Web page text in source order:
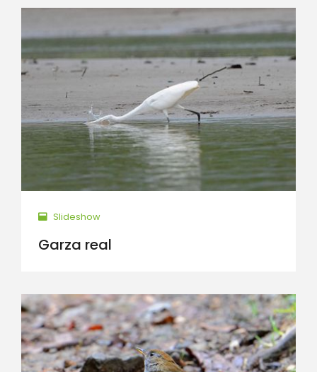
Slideshow
Garza real